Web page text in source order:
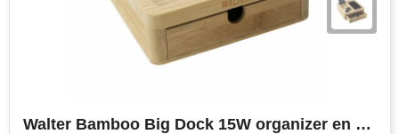
Walter Bamboo Big Dock 15W organizer en oplader